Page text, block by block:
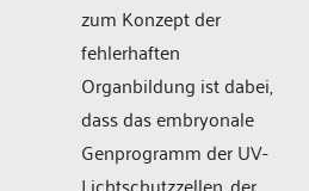
zum Konzept der
fehlerhaften
Organbildung ist dabei,
dass das embryonale
Genprogramm der UV-